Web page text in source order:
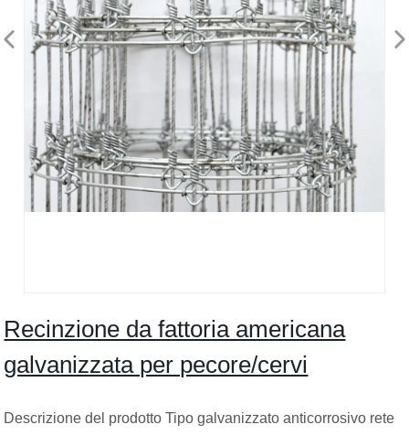
Recinzione da fattoria americana
galvanizzata per pecore/cervi
Descrizione del prodotto Tipo galvanizzato anticorrosivo rete